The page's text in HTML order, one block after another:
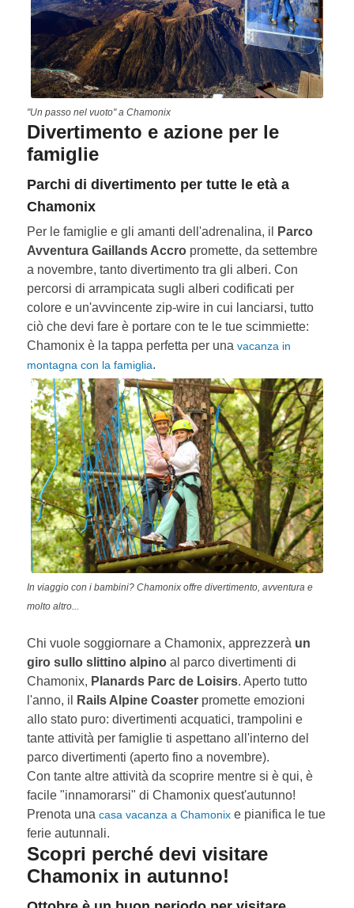
"Un passo nel vuoto" a Chamonix
Divertimento e azione per le
famiglie
Parchi di divertimento per tutte le età a
Chamonix
Per le famiglie e gli amanti dell'adrenalina, il
Parco
Avventura Gaillands Accro promette, da settembre
a novembre, tanto divertimento tra gli alberi. Con
percorsi di arrampicata sugli alberi codificati per
colore e un'avvincente zip-wire in cui lanciarsi, tutto
ciò che devi fare è portare con te le tue scimmiette:
Chamonix è la tappa perfetta per unavacanza in
montagna con la famiglia.
In viaggio con i bambini? Chamonix offre divertimento, avventura e
molto altro...
Chi vuole soggiornare a Chamonix, apprezzerà un
giro sullo slittino alpino al parco divertimenti di
Chamonix, Planards Parc de Loisirs. Aperto tutto
l'anno, il
Rails Alpine Coaster promette emozioni
allo stato puro: divertimenti acquatici, trampolini e
tante attività per famiglie ti aspettano all'interno del
parco divertimenti (aperto fino a novembre).
Con tante altre attività da scoprire mentre si è qui, è
facile "innamorarsi" di Chamonix quest'autunno!
Prenota unacasa vacanza a Chamonix e pianifica le tue
ferie autunnali.
Scopri perché devi visitare
Chamonix in autunno!